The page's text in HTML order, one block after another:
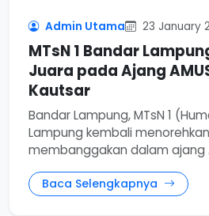
Admin Utama 23 January
MTsN 1 Bandar
Juara pada Ajang
Kautsar
Bandar Lampung, MTsN 1
Lampung kembali
membanggakan dalam ajang
Baca Selengkapnya